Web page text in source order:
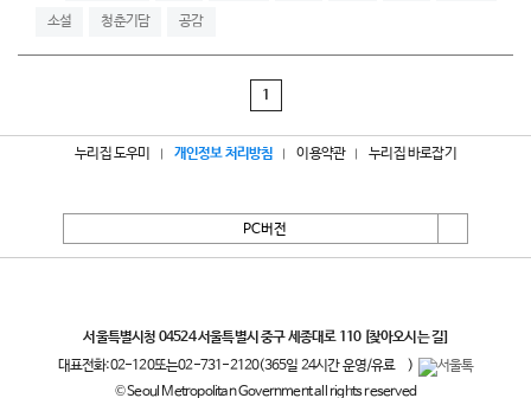
소설 청춘기담 공감
1
누리집 도우미 개인정보 처리방침 이용약관 누리집 바로잡기
PC버전
서울특별시청 04524 서울특별시 중구 세종대로 110 [찾아오시는 길]
대표전화:02-120또는02-731-2120(365일 24시간 운영/유료
)
© Seoul Metropolitan Government all rights reserved